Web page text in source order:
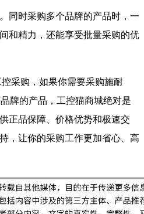
同时采购多个品牌的产品时，一
和精力，还能享受批量采购的优
采购，如果你需要采购施耐
牌的产品，工控猫商城绝对是
正品保障、价格优势和极速交
，让你的采购工作更加省心、高